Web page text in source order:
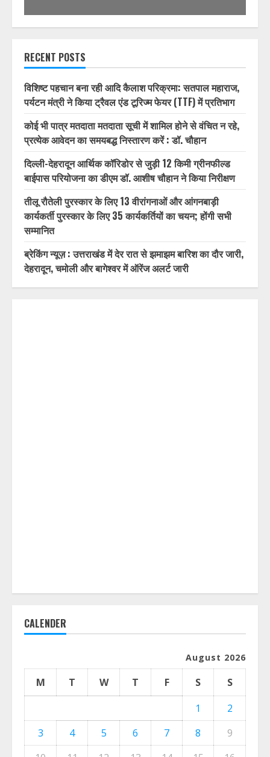
RECENT POSTS
विशिष्ट पहचान बना रही आदि कैलाश परिक्रमा: सतपाल महाराज,
पर्यटन मंत्री ने किया ट्रैवल एंड टूरिज्म फेयर (TTF) में प्रतिभाग
कोई भी पात्र मतदाता मतदाता सूची में शामिल होने से वंचित न रहे,
प्रत्येक आवेदन का समयबद्ध निस्तारण करें : डॉ. चौहान
दिल्ली-देहरादून आर्थिक कॉरिडोर से जुड़ी 12 किमी ग्रीनफील्ड
बाईपास परियोजना का डीएम डॉ. आशीष चौहान ने किया निरीक्षण
तीलू रौतेली पुरस्कार के लिए 13 वीरांगनाओं और आंगनबाड़ी
कार्यकर्ती पुरस्कार के लिए 35 कार्यकर्तियों का चयन; होंगी सभी
सम्मानित
ब्रेकिंग न्यूज़ : उत्तराखंड में देर रात से झमाझम बारिश का दौर जारी,
देहरादून, चमोली और बागेश्वर में ऑरेंज अलर्ट जारी
CALENDER
August 2026
M T W T F S
S
1
2
3
4 5 6 7 8
9